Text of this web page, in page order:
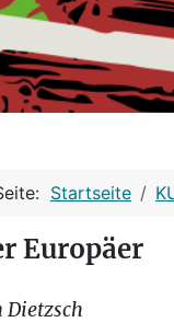
Startseite
Europäer
Dietzsch